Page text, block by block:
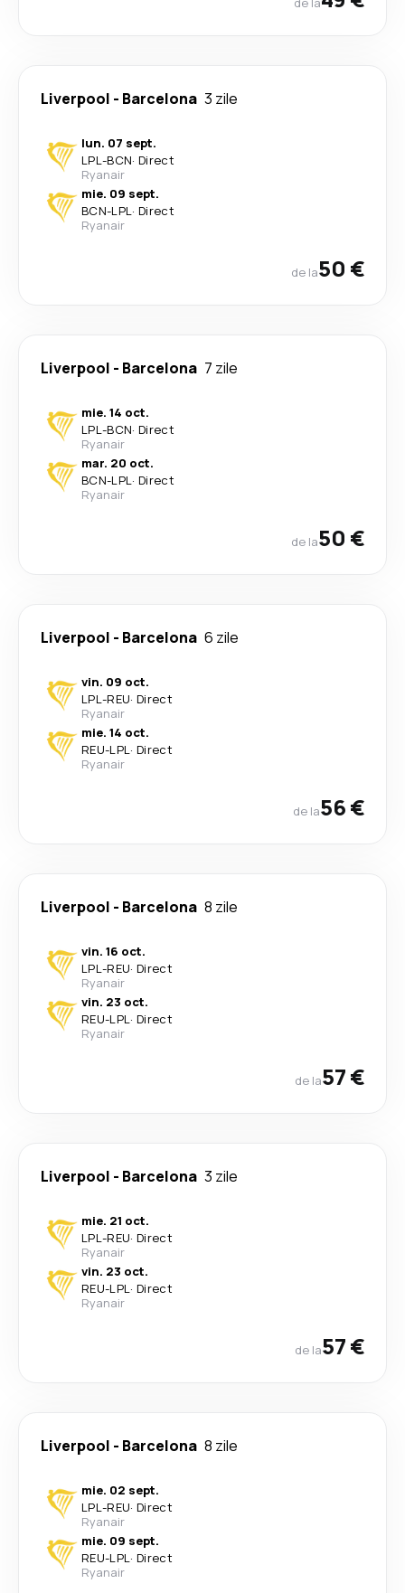
Liverpool - Barcelona 3 zile
lun. 07 sept.
LPL-BCN· Direct
Ryanair
mie. 09 sept.
BCN-LPL· Direct
Ryanair
de la50 €
Liverpool - Barcelona 7 zile
mie. 14 oct.
LPL-BCN· Direct
Ryanair
mar. 20 oct.
BCN-LPL· Direct
Ryanair
de la50 €
Liverpool - Barcelona 6 zile
vin. 09 oct.
LPL-REU· Direct
Ryanair
mie. 14 oct.
REU-LPL· Direct
Ryanair
de la56 €
Liverpool - Barcelona 8 zile
vin. 16 oct.
LPL-REU· Direct
Ryanair
vin. 23 oct.
REU-LPL· Direct
Ryanair
de la57 €
Liverpool - Barcelona 3 zile
mie. 21 oct.
LPL-REU· Direct
Ryanair
vin. 23 oct.
REU-LPL· Direct
Ryanair
de la57 €
Liverpool - Barcelona 8 zile
mie. 02 sept.
LPL-REU· Direct
Ryanair
mie. 09 sept.
REU-LPL· Direct
Ryanair